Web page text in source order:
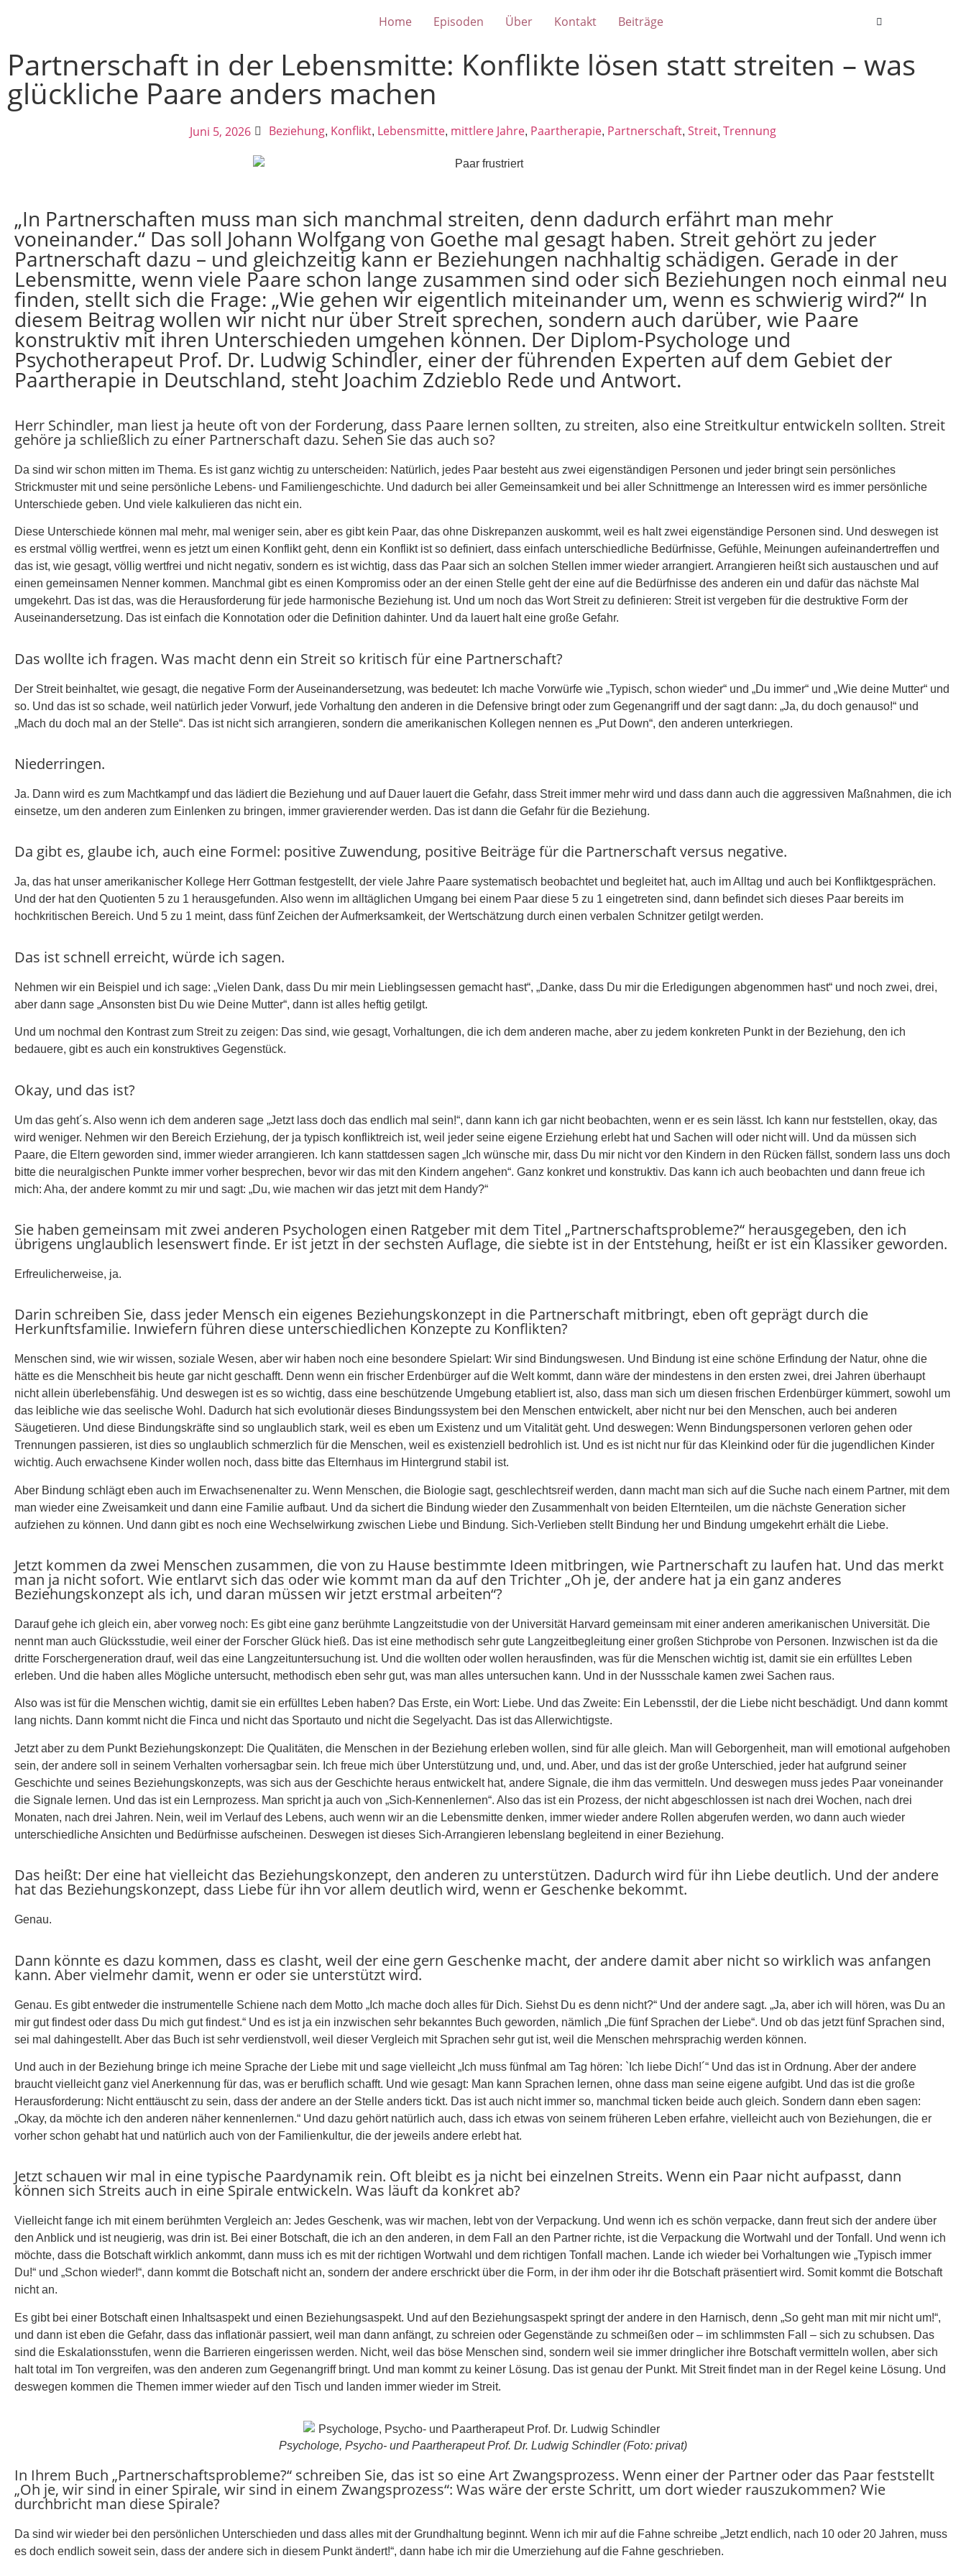
Home Episoden Über Kontakt Beiträge
Partnerschaft in der Lebensmitte: Konflikte lösen statt streiten – was
glückliche Paare anders machen
Juni 5, 2026 Beziehung, Konflikt, Lebensmitte, mittlere Jahre, Paartherapie, Partnerschaft, Streit, Trennung
„In Partnerschaften muss man sich manchmal streiten, denn dadurch erfährt man mehr
voneinander.“ Das soll Johann Wolfgang von Goethe mal gesagt haben. Streit gehört zu jeder
Partnerschaft dazu – und gleichzeitig kann er Beziehungen nachhaltig schädigen. Gerade in der
Lebensmitte, wenn viele Paare schon lange zusammen sind oder sich Beziehungen noch einmal neu
finden, stellt sich die Frage: „Wie gehen wir eigentlich miteinander um, wenn es schwierig wird?“ In
diesem Beitrag wollen wir nicht nur über Streit sprechen, sondern auch darüber, wie Paare
konstruktiv mit ihren Unterschieden umgehen können. Der Diplom-Psychologe und
Psychotherapeut Prof. Dr. Ludwig Schindler, einer der führenden Experten auf dem Gebiet der
Paartherapie in Deutschland, steht Joachim Zdzieblo Rede und Antwort.
Herr Schindler, man liest ja heute oft von der Forderung, dass Paare lernen sollten, zu streiten, also eine Streitkultur entwickeln sollten. Streit
gehöre ja schließlich zu einer Partnerschaft dazu. Sehen Sie das auch so?
Da sind wir schon mitten im Thema. Es ist ganz wichtig zu unterscheiden: Natürlich, jedes Paar besteht aus zwei eigenständigen Personen und jeder bringt sein persönliches
Strickmuster mit und seine persönliche Lebens- und Familiengeschichte. Und dadurch bei aller Gemeinsamkeit und bei aller Schnittmenge an Interessen wird es immer persönliche
Unterschiede geben. Und viele kalkulieren das nicht ein.
Diese Unterschiede können mal mehr, mal weniger sein, aber es gibt kein Paar, das ohne Diskrepanzen auskommt, weil es halt zwei eigenständige Personen sind. Und deswegen ist
es erstmal völlig wertfrei, wenn es jetzt um einen Konflikt geht, denn ein Konflikt ist so definiert, dass einfach unterschiedliche Bedürfnisse, Gefühle, Meinungen aufeinandertreffen und
das ist, wie gesagt, völlig wertfrei und nicht negativ, sondern es ist wichtig, dass das Paar sich an solchen Stellen immer wieder arrangiert. Arrangieren heißt sich austauschen und auf
einen gemeinsamen Nenner kommen. Manchmal gibt es einen Kompromiss oder an der einen Stelle geht der eine auf die Bedürfnisse des anderen ein und dafür das nächste Mal
umgekehrt. Das ist das, was die Herausforderung für jede harmonische Beziehung ist. Und um noch das Wort Streit zu definieren: Streit ist vergeben für die destruktive Form der
Auseinandersetzung. Das ist einfach die Konnotation oder die Definition dahinter. Und da lauert halt eine große Gefahr.
Das wollte ich fragen. Was macht denn ein Streit so kritisch für eine Partnerschaft?
Der Streit beinhaltet, wie gesagt, die negative Form der Auseinandersetzung, was bedeutet: Ich mache Vorwürfe wie „Typisch, schon wieder“ und „Du immer“ und „Wie deine Mutter“ und
so. Und das ist so schade, weil natürlich jeder Vorwurf, jede Vorhaltung den anderen in die Defensive bringt oder zum Gegenangriff und der sagt dann: „Ja, du doch genauso!“ und
„Mach du doch mal an der Stelle“. Das ist nicht sich arrangieren, sondern die amerikanischen Kollegen nennen es „Put Down“, den anderen unterkriegen.
Niederringen.
Ja. Dann wird es zum Machtkampf und das lädiert die Beziehung und auf Dauer lauert die Gefahr, dass Streit immer mehr wird und dass dann auch die aggressiven Maßnahmen, die ich
einsetze, um den anderen zum Einlenken zu bringen, immer gravierender werden. Das ist dann die Gefahr für die Beziehung.
Da gibt es, glaube ich, auch eine Formel: positive Zuwendung, positive Beiträge für die Partnerschaft versus negative.
Ja, das hat unser amerikanischer Kollege Herr Gottman festgestellt, der viele Jahre Paare systematisch beobachtet und begleitet hat, auch im Alltag und auch bei Konfliktgesprächen.
Und der hat den Quotienten 5 zu 1 herausgefunden. Also wenn im alltäglichen Umgang bei einem Paar diese 5 zu 1 eingetreten sind, dann befindet sich dieses Paar bereits im
hochkritischen Bereich. Und 5 zu 1 meint, dass fünf Zeichen der Aufmerksamkeit, der Wertschätzung durch einen verbalen Schnitzer getilgt werden.
Das ist schnell erreicht, würde ich sagen.
Nehmen wir ein Beispiel und ich sage: „Vielen Dank, dass Du mir mein Lieblingsessen gemacht hast“, „Danke, dass Du mir die Erledigungen abgenommen hast“ und noch zwei, drei,
aber dann sage „Ansonsten bist Du wie Deine Mutter“, dann ist alles heftig getilgt.
Und um nochmal den Kontrast zum Streit zu zeigen: Das sind, wie gesagt, Vorhaltungen, die ich dem anderen mache, aber zu jedem konkreten Punkt in der Beziehung, den ich
bedauere, gibt es auch ein konstruktives Gegenstück.
Okay, und das ist?
Um das geht´s. Also wenn ich dem anderen sage „Jetzt lass doch das endlich mal sein!“, dann kann ich gar nicht beobachten, wenn er es sein lässt. Ich kann nur feststellen, okay, das
wird weniger. Nehmen wir den Bereich Erziehung, der ja typisch konfliktreich ist, weil jeder seine eigene Erziehung erlebt hat und Sachen will oder nicht will. Und da müssen sich
Paare, die Eltern geworden sind, immer wieder arrangieren. Ich kann stattdessen sagen „Ich wünsche mir, dass Du mir nicht vor den Kindern in den Rücken fällst, sondern lass uns doch
bitte die neuralgischen Punkte immer vorher besprechen, bevor wir das mit den Kindern angehen“. Ganz konkret und konstruktiv. Das kann ich auch beobachten und dann freue ich
mich: Aha, der andere kommt zu mir und sagt: „Du, wie machen wir das jetzt mit dem Handy?“
Sie haben gemeinsam mit zwei anderen Psychologen einen Ratgeber mit dem Titel „Partnerschaftsprobleme?“ herausgegeben, den ich
übrigens unglaublich lesenswert finde. Er ist jetzt in der sechsten Auflage, die siebte ist in der Entstehung, heißt er ist ein Klassiker geworden.
Erfreulicherweise, ja.
Darin schreiben Sie, dass jeder Mensch ein eigenes Beziehungskonzept in die Partnerschaft mitbringt, eben oft geprägt durch die
Herkunftsfamilie. Inwiefern führen diese unterschiedlichen Konzepte zu Konflikten?
Menschen sind, wie wir wissen, soziale Wesen, aber wir haben noch eine besondere Spielart: Wir sind Bindungswesen. Und Bindung ist eine schöne Erfindung der Natur, ohne die
hätte es die Menschheit bis heute gar nicht geschafft. Denn wenn ein frischer Erdenbürger auf die Welt kommt, dann wäre der mindestens in den ersten zwei, drei Jahren überhaupt
nicht allein überlebensfähig. Und deswegen ist es so wichtig, dass eine beschützende Umgebung etabliert ist, also, dass man sich um diesen frischen Erdenbürger kümmert, sowohl um
das leibliche wie das seelische Wohl. Dadurch hat sich evolutionär dieses Bindungssystem bei den Menschen entwickelt, aber nicht nur bei den Menschen, auch bei anderen
Säugetieren. Und diese Bindungskräfte sind so unglaublich stark, weil es eben um Existenz und um Vitalität geht. Und deswegen: Wenn Bindungspersonen verloren gehen oder
Trennungen passieren, ist dies so unglaublich schmerzlich für die Menschen, weil es existenziell bedrohlich ist. Und es ist nicht nur für das Kleinkind oder für die jugendlichen Kinder
wichtig. Auch erwachsene Kinder wollen noch, dass bitte das Elternhaus im Hintergrund stabil ist.
Aber Bindung schlägt eben auch im Erwachsenenalter zu. Wenn Menschen, die Biologie sagt, geschlechtsreif werden, dann macht man sich auf die Suche nach einem Partner, mit dem
man wieder eine Zweisamkeit und dann eine Familie aufbaut. Und da sichert die Bindung wieder den Zusammenhalt von beiden Elternteilen, um die nächste Generation sicher
aufziehen zu können. Und dann gibt es noch eine Wechselwirkung zwischen Liebe und Bindung. Sich-Verlieben stellt Bindung her und Bindung umgekehrt erhält die Liebe.
Jetzt kommen da zwei Menschen zusammen, die von zu Hause bestimmte Ideen mitbringen, wie Partnerschaft zu laufen hat. Und das merkt
man ja nicht sofort. Wie entlarvt sich das oder wie kommt man da auf den Trichter „Oh je, der andere hat ja ein ganz anderes
Beziehungskonzept als ich, und daran müssen wir jetzt erstmal arbeiten“?
Darauf gehe ich gleich ein, aber vorweg noch: Es gibt eine ganz berühmte Langzeitstudie von der Universität Harvard gemeinsam mit einer anderen amerikanischen Universität. Die
nennt man auch Glücksstudie, weil einer der Forscher Glück hieß. Das ist eine methodisch sehr gute Langzeitbegleitung einer großen Stichprobe von Personen. Inzwischen ist da die
dritte Forschergeneration drauf, weil das eine Langzeituntersuchung ist. Und die wollten oder wollen herausfinden, was für die Menschen wichtig ist, damit sie ein erfülltes Leben
erleben. Und die haben alles Mögliche untersucht, methodisch eben sehr gut, was man alles untersuchen kann. Und in der Nussschale kamen zwei Sachen raus.
Also was ist für die Menschen wichtig, damit sie ein erfülltes Leben haben? Das Erste, ein Wort: Liebe. Und das Zweite: Ein Lebensstil, der die Liebe nicht beschädigt. Und dann kommt
lang nichts. Dann kommt nicht die Finca und nicht das Sportauto und nicht die Segelyacht. Das ist das Allerwichtigste.
Jetzt aber zu dem Punkt Beziehungskonzept: Die Qualitäten, die Menschen in der Beziehung erleben wollen, sind für alle gleich. Man will Geborgenheit, man will emotional aufgehoben
sein, der andere soll in seinem Verhalten vorhersagbar sein. Ich freue mich über Unterstützung und, und, und. Aber, und das ist der große Unterschied, jeder hat aufgrund seiner
Geschichte und seines Beziehungskonzepts, was sich aus der Geschichte heraus entwickelt hat, andere Signale, die ihm das vermitteln. Und deswegen muss jedes Paar voneinander
die Signale lernen. Und das ist ein Lernprozess. Man spricht ja auch von „Sich-Kennenlernen“. Also das ist ein Prozess, der nicht abgeschlossen ist nach drei Wochen, nach drei
Monaten, nach drei Jahren. Nein, weil im Verlauf des Lebens, auch wenn wir an die Lebensmitte denken, immer wieder andere Rollen abgerufen werden, wo dann auch wieder
unterschiedliche Ansichten und Bedürfnisse aufscheinen. Deswegen ist dieses Sich-Arrangieren lebenslang begleitend in einer Beziehung.
Das heißt: Der eine hat vielleicht das Beziehungskonzept, den anderen zu unterstützen. Dadurch wird für ihn Liebe deutlich. Und der andere
hat das Beziehungskonzept, dass Liebe für ihn vor allem deutlich wird, wenn er Geschenke bekommt.
Genau.
Dann könnte es dazu kommen, dass es clasht, weil der eine gern Geschenke macht, der andere damit aber nicht so wirklich was anfangen
kann. Aber vielmehr damit, wenn er oder sie unterstützt wird.
Genau. Es gibt entweder die instrumentelle Schiene nach dem Motto „Ich mache doch alles für Dich. Siehst Du es denn nicht?“ Und der andere sagt. „Ja, aber ich will hören, was Du an
mir gut findest oder dass Du mich gut findest.“ Und es ist ja ein inzwischen sehr bekanntes Buch geworden, nämlich „Die fünf Sprachen der Liebe“. Und ob das jetzt fünf Sprachen sind,
sei mal dahingestellt. Aber das Buch ist sehr verdienstvoll, weil dieser Vergleich mit Sprachen sehr gut ist, weil die Menschen mehrsprachig werden können.
Und auch in der Beziehung bringe ich meine Sprache der Liebe mit und sage vielleicht „Ich muss fünfmal am Tag hören: `Ich liebe Dich!´“ Und das ist in Ordnung. Aber der andere
braucht vielleicht ganz viel Anerkennung für das, was er beruflich schafft. Und wie gesagt: Man kann Sprachen lernen, ohne dass man seine eigene aufgibt. Und das ist die große
Herausforderung: Nicht enttäuscht zu sein, dass der andere an der Stelle anders tickt. Das ist auch nicht immer so, manchmal ticken beide auch gleich. Sondern dann eben sagen:
„Okay, da möchte ich den anderen näher kennenlernen.“ Und dazu gehört natürlich auch, dass ich etwas von seinem früheren Leben erfahre, vielleicht auch von Beziehungen, die er
vorher schon gehabt hat und natürlich auch von der Familienkultur, die der jeweils andere erlebt hat.
Jetzt schauen wir mal in eine typische Paardynamik rein. Oft bleibt es ja nicht bei einzelnen Streits. Wenn ein Paar nicht aufpasst, dann
können sich Streits auch in eine Spirale entwickeln. Was läuft da konkret ab?
Vielleicht fange ich mit einem berühmten Vergleich an: Jedes Geschenk, was wir machen, lebt von der Verpackung. Und wenn ich es schön verpacke, dann freut sich der andere über
den Anblick und ist neugierig, was drin ist. Bei einer Botschaft, die ich an den anderen, in dem Fall an den Partner richte, ist die Verpackung die Wortwahl und der Tonfall. Und wenn ich
möchte, dass die Botschaft wirklich ankommt, dann muss ich es mit der richtigen Wortwahl und dem richtigen Tonfall machen. Lande ich wieder bei Vorhaltungen wie „Typisch immer
Du!“ und „Schon wieder!“, dann kommt die Botschaft nicht an, sondern der andere erschrickt über die Form, in der ihm oder ihr die Botschaft präsentiert wird. Somit kommt die Botschaft
nicht an.
Es gibt bei einer Botschaft einen Inhaltsaspekt und einen Beziehungsaspekt. Und auf den Beziehungsaspekt springt der andere in den Harnisch, denn „So geht man mit mir nicht um!“,
und dann ist eben die Gefahr, dass das inflationär passiert, weil man dann anfängt, zu schreien oder Gegenstände zu schmeißen oder – im schlimmsten Fall – sich zu schubsen. Das
sind die Eskalationsstufen, wenn die Barrieren eingerissen werden. Nicht, weil das böse Menschen sind, sondern weil sie immer dringlicher ihre Botschaft vermitteln wollen, aber sich
halt total im Ton vergreifen, was den anderen zum Gegenangriff bringt. Und man kommt zu keiner Lösung. Das ist genau der Punkt. Mit Streit findet man in der Regel keine Lösung. Und
deswegen kommen die Themen immer wieder auf den Tisch und landen immer wieder im Streit.
Psychologe, Psycho- und Paartherapeut Prof. Dr. Ludwig Schindler (Foto: privat)
In Ihrem Buch „Partnerschaftsprobleme?“ schreiben Sie, das ist so eine Art Zwangsprozess. Wenn einer der Partner oder das Paar feststellt
„Oh je, wir sind in einer Spirale, wir sind in einem Zwangsprozess“: Was wäre der erste Schritt, um dort wieder rauszukommen? Wie
durchbricht man diese Spirale?
Da sind wir wieder bei den persönlichen Unterschieden und dass alles mit der Grundhaltung beginnt. Wenn ich mir auf die Fahne schreibe „Jetzt endlich, nach 10 oder 20 Jahren, muss
es doch endlich soweit sein, dass der andere sich in diesem Punkt ändert!“, dann habe ich mir die Umerziehung auf die Fahne geschrieben.